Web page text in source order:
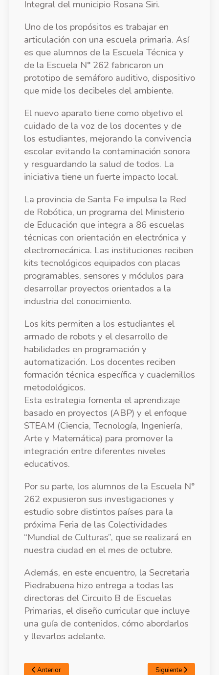
Integral del municipio Rosana Siri.
Uno de los propósitos es trabajar en
articulación con una escuela primaria. Así
es que alumnos de la Escuela Técnica y
de la Escuela N° 262 fabricaron un
prototipo de semáforo auditivo, dispositivo
que mide los decibeles del ambiente.
El nuevo aparato tiene como objetivo el
cuidado de la voz de los docentes y de
los estudiantes, mejorando la convivencia
escolar evitando la contaminación sonora
y resguardando la salud de todos. La
iniciativa tiene un fuerte impacto local.
La provincia de Santa Fe impulsa la Red
de Robótica, un programa del Ministerio
de Educación que integra a 86 escuelas
técnicas con orientación en electrónica y
electromecánica. Las instituciones reciben
kits tecnológicos equipados con placas
programables, sensores y módulos para
desarrollar proyectos orientados a la
industria del conocimiento.
Los kits permiten a los estudiantes el
armado de robots y el desarrollo de
habilidades en programación y
automatización. Los docentes reciben
formación técnica específica y cuadernillos
metodológicos.
Esta estrategia fomenta el aprendizaje
basado en proyectos (ABP) y el enfoque
STEAM (Ciencia, Tecnología, Ingeniería,
Arte y Matemática) para promover la
integración entre diferentes niveles
educativos.
Por su parte, los alumnos de la Escuela N°
262 expusieron sus investigaciones y
estudio sobre distintos países para la
próxima Feria de las Colectividades
“Mundial de Culturas”, que se realizará en
nuestra ciudad en el mes de octubre.
Además, en este encuentro, la Secretaria
Piedrabuena hizo entrega a todas las
directoras del Circuito B de Escuelas
Primarias, el diseño curricular que incluye
una guía de contenidos, cómo abordarlos
y llevarlos adelante.
Anterior Siguiente